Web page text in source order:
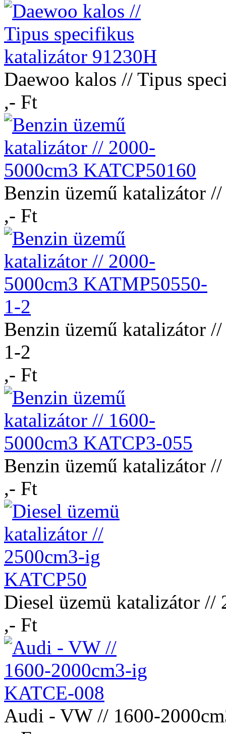
Daewoo kalos // Tipus
,- Ft
Benzin üzemű katalizátor
,- Ft
Benzin üzemű katalizátor
1-2
,- Ft
Benzin üzemű katalizátor
,- Ft
Diesel üzemü katalizátor
,- Ft
Audi - VW // 1600-